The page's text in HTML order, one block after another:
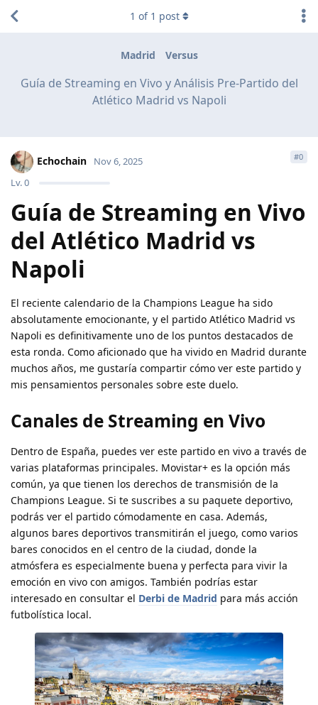
Madrid Versus
Guía de Streaming en Vivo y Análisis Pre-Partido del
Atlético Madrid vs Napoli
1 of 1 post
Echochain
Lv.0
Nov 6, 2025 #0
Guía de Streaming en Vivo
del Atlético Madrid vs
Napoli
El reciente calendario de la Champions League ha sido
absolutamente emocionante, y el partido Atlético Madrid vs
Napoli es definitivamente uno de los puntos destacados de
esta ronda. Como aficionado que ha vivido en Madrid durante
muchos años, me gustaría compartir cómo ver este partido y
mis pensamientos personales sobre este duelo.
Canales de Streaming en Vivo
Dentro de España, puedes ver este partido en vivo a través de
varias plataformas principales. Movistar+ es la opción más
común, ya que tienen los derechos de transmisión de la
Champions League. Si te suscribes a su paquete deportivo,
podrás ver el partido cómodamente en casa. Además,
algunos bares deportivos transmitirán el juego, como varios
bares conocidos en el centro de la ciudad, donde la
atmósfera es especialmente buena y perfecta para vivir la
emoción en vivo con amigos. También podrías estar
interesado en consultar el Derbi de Madrid para más acción
futbolística local.